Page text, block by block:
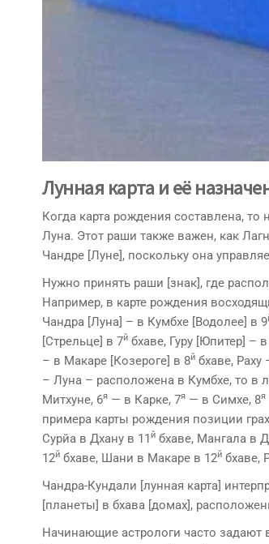
Лунная карта и её
Когда карта рождения составлена,
Луна. Этот раши также важен, как
Чандре [Луне], поскольку она
Нужно принять раши [знак], где
Например, в карте рождения
Чандра [Луна] – в Кумбхе [Водолее] в 9
[Стрельце] в 7й бхаве, Гуру [Юпитер] –
– в Макаре [Козероге] в 8й бхаве,
– Луна – расположена в Кумбхе, то в
Митхуне, 6я — в Карке, 7я — в Симхе, 8я
примера карты рождения позиции
Сyрйа в Дхану в 11й бхаве, Мангала в
12й бхаве, Шани в Макаре в 12й бхаве,
Чандра-Кундали [лунная карта]
[планеты] в бхава [домах],
Начинающие астрологи часто задают